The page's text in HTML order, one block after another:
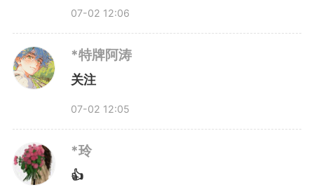
07-02 12:06
*特牌阿涛
关注
07-02 12:05
*玲
👍